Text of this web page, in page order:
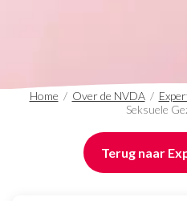
Home / Over de NVDA /
Seksuele
Terug naar